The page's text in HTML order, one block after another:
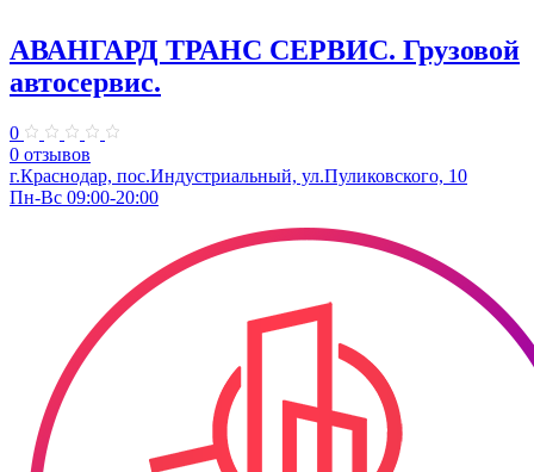
АВАНГАРД ТРАНС СЕРВИС. Грузовой
автосервис.
0
0 отзывов
г.Краснодар, пос.Индустриальный, ул.Пуликовского, 10
Пн-Вс 09:00-20:00